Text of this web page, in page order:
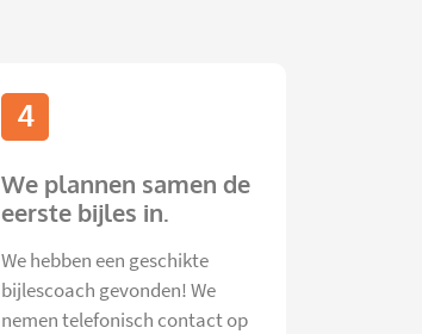
4
We plannen samen de
eerste bijles in.
We hebben een geschikte
bijlescoach gevonden! We
nemen telefonisch contact op